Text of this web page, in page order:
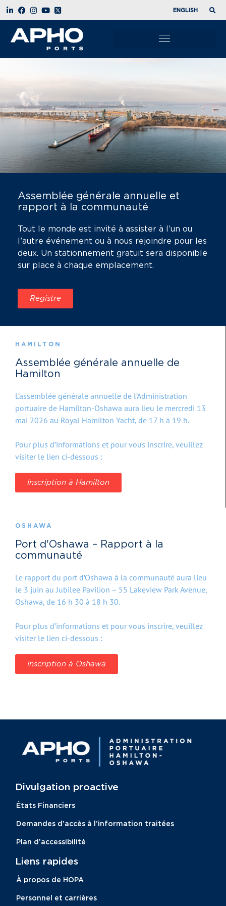
ENGLISH
Assemblée générale annuelle et
rapport à la communauté
Tout le monde est invité à assister à l’un ou
l’autre événement ou à nous rejoindre pour les
deux. Un stationnement gratuit sera disponible
sur place à chaque emplacement.
Registre
HAMILTON
Assemblée générale annuelle de
Hamilton
L’assemblée générale annuelle de l’Administration
portuaire de Hamilton-Oshawa aura lieu le mercredi 13
mai 2026 au Royal Hamilton Yacht, de 17 h à 19 h.
Pour plus d’informations et pour vous inscrire, veuillez
visiter le lien ci-dessous :
Inscription à Hamilton
OSHAWA
Port d'Oshawa – Rapport à la
communauté
Le rapport du port d’Oshawa à la communauté aura lieu
le 3 juin au Jubilee Pavilion – 55 Lakeview Park Avenue,
Oshawa, de 16 h 30 à 18 h 30.
Pour plus d’informations et pour vous inscrire, veuillez
visiter le lien ci-dessous :
Inscription à Oshawa
Divulgation proactive​
États Financiers
Demandes d’accès à l’information traitées
Plan d’accessibilité
Liens rapides
À propos de HOPA
Personnel et carrières